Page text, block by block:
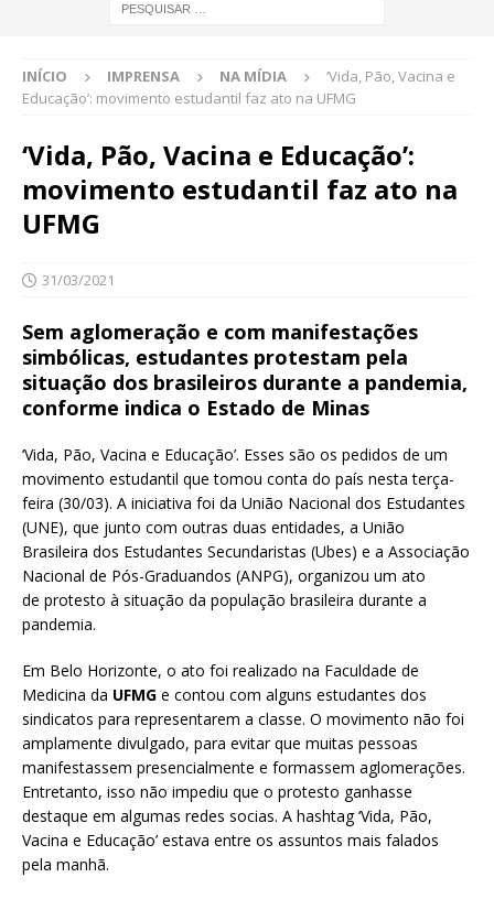
INÍCIO IMPRENSA NA MÍDIA
‘Vida, Pão, Vacina e
Educação’: movimento estudantil faz ato na UFMG
‘Vida, Pão, Vacina e Educação’:
movimento estudantil faz ato na
UFMG
31/03/2021
Sem aglomeração e com manifestações
simbólicas, estudantes protestam pela
situação dos brasileiros durante a pandemia,
conforme indica o Estado de Minas
‘Vida, Pão, Vacina e Educação’. Esses são os pedidos de um
movimento estudantil que tomou conta do país nesta terça-
feira (30/03). A iniciativa foi da União Nacional dos Estudantes
(UNE), que junto com outras duas entidades, a União
Brasileira dos Estudantes Secundaristas (Ubes) e a Associação
Nacional de Pós-Graduandos (ANPG), organizou um ato
de protesto à situação da população brasileira durante a
pandemia.
Em Belo Horizonte, o ato foi realizado na Faculdade de
Medicina da UFMG e contou com alguns estudantes dos
sindicatos para representarem a classe. O movimento não foi
amplamente divulgado, para evitar que muitas pessoas
manifestassem presencialmente e formassem aglomerações.
Entretanto, isso não impediu que o protesto ganhasse
destaque em algumas redes socias. A hashtag ‘Vida, Pão,
Vacina e Educação’ estava entre os assuntos mais falados
pela manhã.